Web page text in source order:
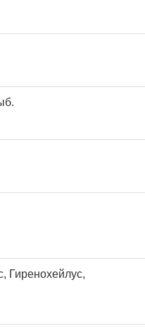
Гиренохейлус,